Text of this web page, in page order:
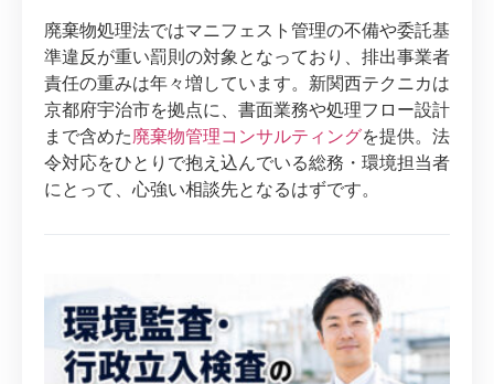
廃棄物処理法ではマニフェスト管理の不備や委託基
準違反が重い罰則の対象となっており、排出事業者
責任の重みは年々増しています。新関西テクニカは
京都府宇治市を拠点に、書面業務や処理フロー設計
まで含めた廃棄物管理コンサルティングを提供。法
令対応をひとりで抱え込んでいる総務・環境担当者
にとって、心強い相談先となるはずです。